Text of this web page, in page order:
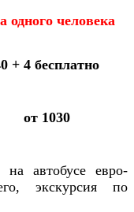
одного человека
+ 4 бесплатно
от 1030
на автобусе евро-
экскурсия по